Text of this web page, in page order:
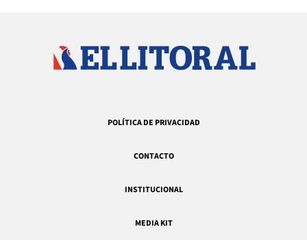
POLÍTICA DE PRIVACIDAD
CONTACTO
INSTITUCIONAL
MEDIA KIT